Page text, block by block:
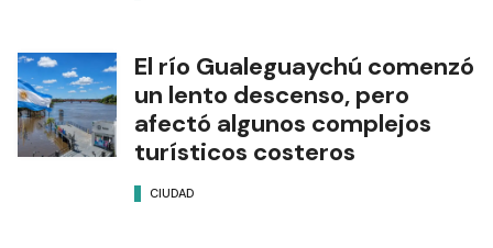
El río Gualeguaychú comenzó
un lento descenso, pero
afectó algunos complejos
turísticos costeros
CIUDAD